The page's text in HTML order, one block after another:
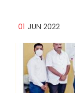
01 JUN 2022